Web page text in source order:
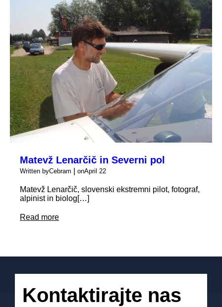
Matevž Lenarčič in Severni pol
Written byCebram onApril 22
Matevž Lenarčič, slovenski ekstremni pilot, fotograf,
alpinist in biolog[…]
Read more
Kontaktirajte nas